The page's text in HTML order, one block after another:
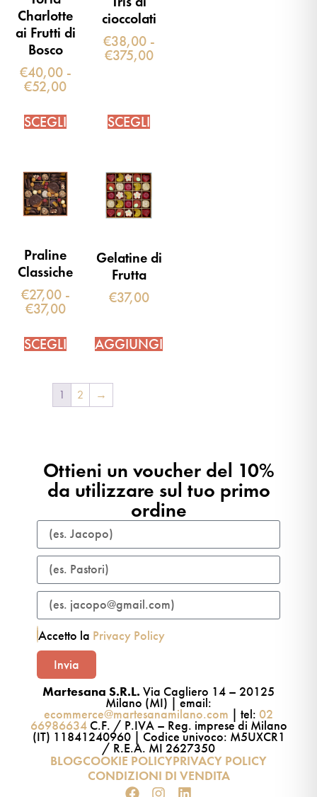
Charlotte
ai Frutti di
Bosco
€40,00 -
€52,00
SCEGLI
cioccolati
€38,00 -
€375,00
SCEGLI
Praline
Classiche
€27,00 -
€37,00
SCEGLI
Gelatine di
Frutta
€37,00
AGGIUNGI
1 2 →
Ottieni un voucher del 10%
da utilizzare sul tuo primo
ordine​
Accetto la Privacy Policy
Invia
Martesana S.R.L. Via Cagliero 14 – 20125
Milano (MI) | email:
ecommerce@martesanamilano.com | tel: 02
66986634C.F. / P.IVA – Reg. imprese di Milano
(IT) 11841240960 | Codice univoco: M5UXCR1
/ R.E.A. MI 2627350
BLOGCOOKIE POLICYPRIVACY POLICY
CONDIZIONI DI VENDITA